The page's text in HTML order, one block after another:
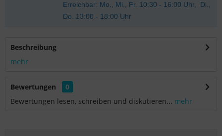
Erreichbar: Mo., Mi., Fr. 10:30 - 16:00 Uhr, Di.,
Do. 13:00 - 18:00 Uhr
Beschreibung
mehr
Bewertungen
0
Bewertungen lesen, schreiben und diskutieren... mehr